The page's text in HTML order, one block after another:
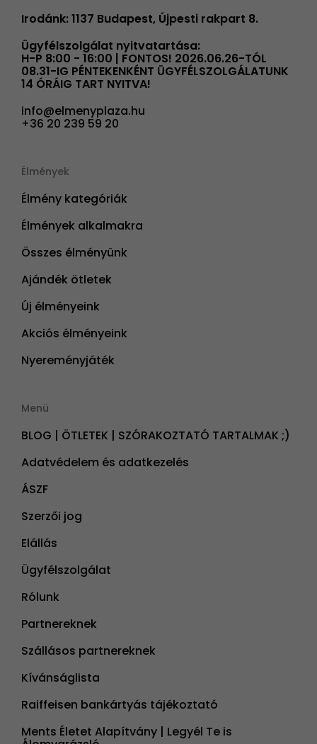
Irodánk: 1137 Budapest, Újpesti rakpart 8.
Ügyfélszolgálat nyitvatartása:
H-P 8:00 - 16:00 | FONTOS! 2026.06.26-TÓL
08.31-IG PÉNTEKENKÉNT ÜGYFÉLSZOLGÁLATUNK
14 ÓRÁIG TART NYITVA!
info@elmenyplaza.hu
+36 20 239 59 20
Élmények
Élmény kategóriák
Élmények alkalmakra
Összes élményünk
Ajándék ötletek
Új élményeink
Akciós élményeink
Nyereményjáték
Menü
BLOG | ÖTLETEK | SZÓRAKOZTATÓ TARTALMAK ;)
Adatvédelem és adatkezelés
ÁSZF
Szerzői jog
Elállás
Ügyfélszolgálat
Rólunk
Partnereknek
Szállásos partnereknek
Kívánságlista
Raiffeisen bankártyás tájékoztató
Ments Életet Alapítvány | Legyél Te is